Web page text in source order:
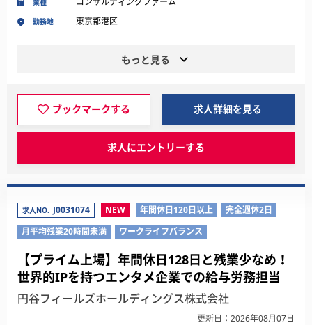
業種
勤務地 東京都港区
もっと見る
ブックマークする 求人詳細を見る
求人にエントリーする
求人NO. J0031074 NEW 年間休日120日以上
完全週休2日
月平均残業20時間未満
ワークライフバランス
【プライム上場】年間休日128日と残業少なめ！
世界的IPを持つエンタメ企業での給与労務担当
円谷フィールズホールディングス株式会社
更新日：2026年08月07日